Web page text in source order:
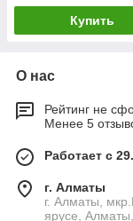
Купить
О нас
Рейтинг не
Менее 5
Работает с
г. Алматы
г. Алматы,
ярусе,